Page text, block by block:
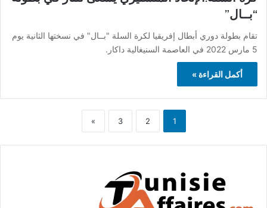
“بــال”
تقام بطولة دوري أبطال إفريقيا لكرة السلة "بــال" في نسختها الثانية يوم
5 مارس 2022 في العاصمة السنيغالية داكار.
أكمل القراءة »
1
2
3
»